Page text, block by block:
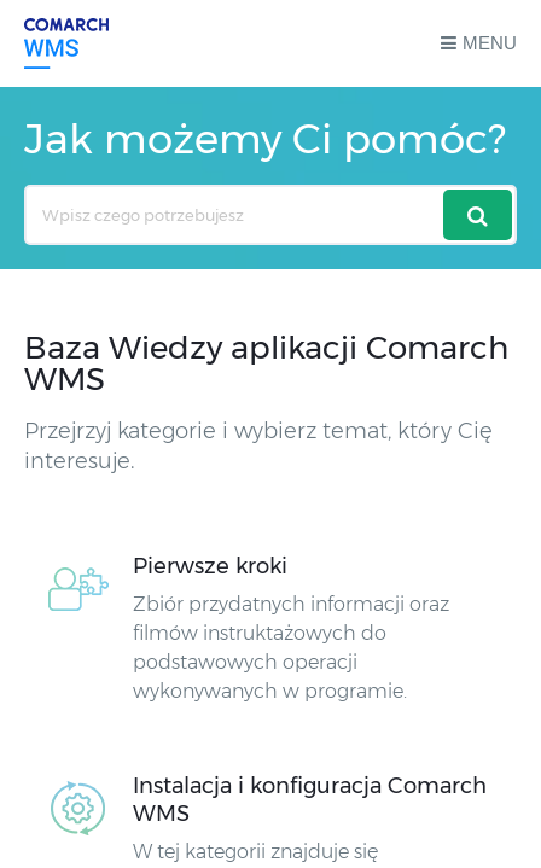
MENU
Jak możemy Ci pomóc?
Baza Wiedzy aplikacji Comarch
WMS
Przejrzyj kategorie i wybierz temat, który Cię
interesuje.
Pierwsze kroki
Zbiór przydatnych informacji oraz
filmów instruktażowych do
podstawowych operacji
wykonywanych w programie.
Instalacja i konfiguracja Comarch
WMS
W tej kategorii znajduje się